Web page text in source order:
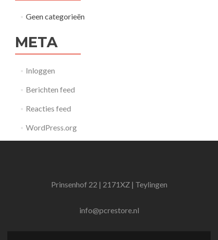
Geen categorieën
META
Inloggen
Berichten feed
Reacties feed
WordPress.org
Prinsenhof 22 | 2171XZ | Teylingen
info@pcrestore.nl